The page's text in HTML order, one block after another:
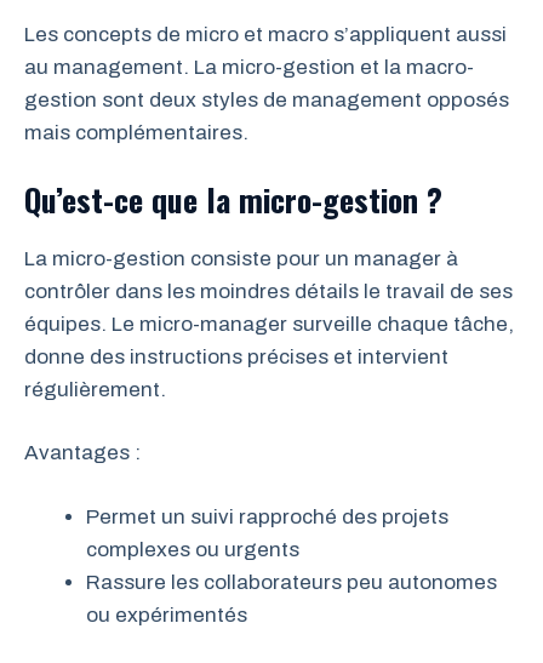
Les concepts de micro et macro s’appliquent aussi
au management. La micro-gestion et la macro-
gestion sont deux styles de management opposés
mais complémentaires.
Qu’est-ce que la micro-gestion ?
La micro-gestion consiste pour un manager à
contrôler dans les moindres détails le travail de ses
équipes. Le micro-manager surveille chaque tâche,
donne des instructions précises et intervient
régulièrement.
Avantages :
Permet un suivi rapproché des projets
complexes ou urgents
Rassure les collaborateurs peu autonomes
ou expérimentés